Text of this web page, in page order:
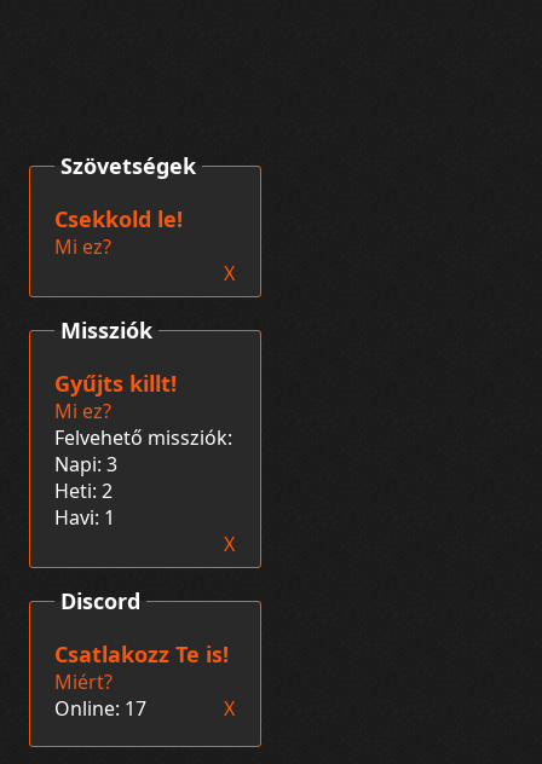
Discord
Csatlakozz Te is!
Miért?
Online: 17
X
Missziók
Gyűjts killt!
Mi ez?
Felvehető missziók:
Napi: 3
Heti: 2
Havi: 1
X
Szövetségek
Csekkold le!
Mi ez?
X